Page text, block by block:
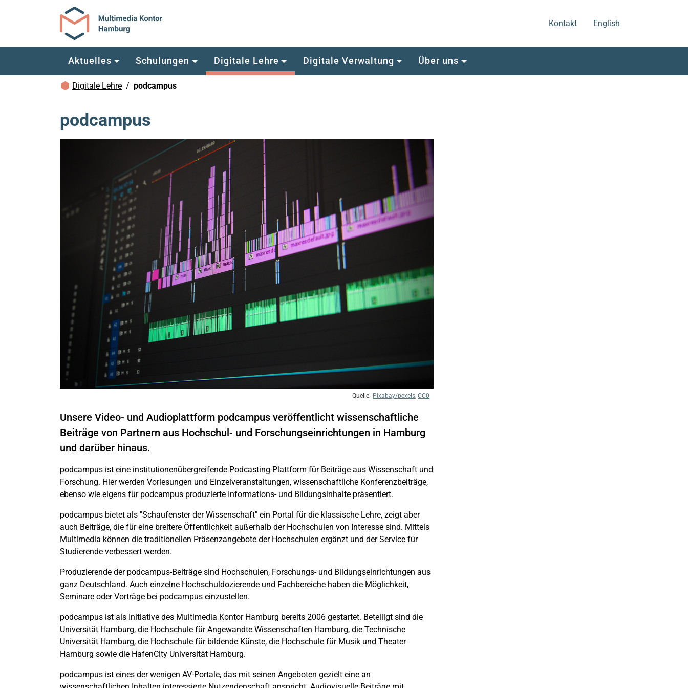
Zum Hauptinhalt springen
Kontakt. English
Aktuelles Schulungen Digitale Lehre Digitale Verwaltung Über uns
Brotkrümelnavigation
Digitale Lehre podcampus
podcampus
Pixabay/pexels, CC0
Unsere Video- und Audioplattform podcampus veröffentlicht wissenschaftliche
Beiträge von Partnern aus Hochschul- und Forschungseinrichtungen in Hamburg
und darüber hinaus.
podcampus ist eine institutionenübergreifende Podcasting-Plattform für Beiträge aus Wissenschaft und
Forschung. Hier werden Vorlesungen und Einzelveranstaltungen, wissenschaftliche Konferenzbeiträge,
ebenso wie eigens für podcampus produzierte Informations- und Bildungsinhalte präsentiert.
podcampus bietet als "Schaufenster der Wissenschaft" ein Portal für die klassische Lehre, zeigt aber
auch Beiträge, die für eine breitere Öffentlichkeit außerhalb der Hochschulen von Interesse sind. Mittels
Multimedia können die traditionellen Präsenzangebote der Hochschulen ergänzt und der Service für
Studierende verbessert werden.
Produzierende der podcampus-Beiträge sind Hochschulen, Forschungs- und Bildungseinrichtungen aus
ganz Deutschland. Auch einzelne Hochschuldozierende und Fachbereiche haben die Möglichkeit,
Seminare oder Vorträge bei podcampus einzustellen.
podcampus ist als Initiative des Multimedia Kontor Hamburg bereits 2006 gestartet. Beteiligt sind die
Universität Hamburg, die Hochschule für Angewandte Wissenschaften Hamburg, die Technische
Universität Hamburg, die Hochschule für bildende Künste, die Hochschule für Musik und Theater
Hamburg sowie die HafenCity Universität Hamburg.
podcampus ist eines der wenigen AV-Portale, das mit seinen Angeboten gezielt eine an